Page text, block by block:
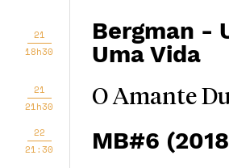
21
18h30
Bergman -
Uma Vida
21
21h30
O Amante
22
21:30
MB#6